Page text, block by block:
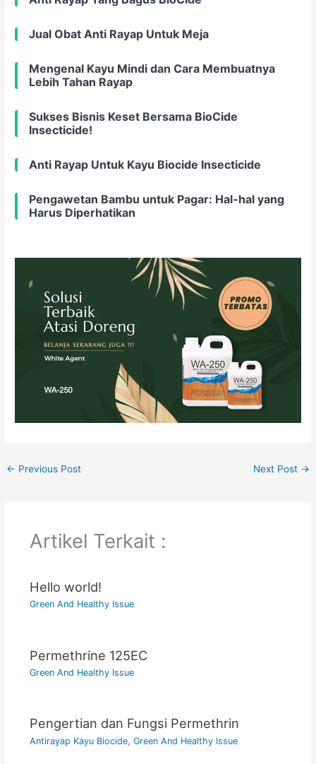
Jual Obat Anti Rayap Untuk Meja
Mengenal Kayu Mindi dan Cara Membuatnya
Lebih Tahan Rayap
Sukses Bisnis Keset Bersama BioCide
Insecticide!
Anti Rayap Untuk Kayu Biocide Insecticide
Pengawetan Bambu untuk Pagar: Hal-hal yang
Harus Diperhatikan
← Previous Post Next Post →
Artikel Terkait :
Hello world!
Green And Healthy Issue
Permethrine 125EC
Green And Healthy Issue
Pengertian dan Fungsi Permethrin
Antirayap Kayu Biocide, Green And Healthy Issue